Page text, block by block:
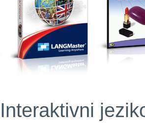
Interaktivni